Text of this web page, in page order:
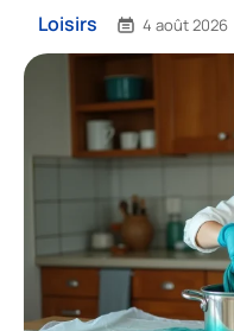
Loisirs 4 août 2026